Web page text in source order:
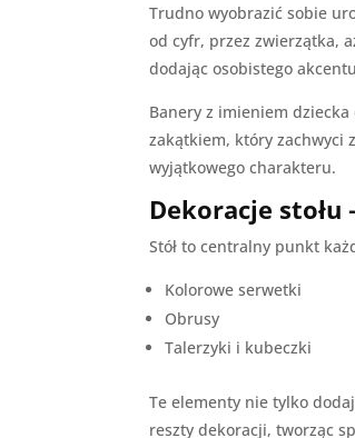
Trudno wyobrazić sobie
od cyfr, przez zwierzątka,
dodając osobistego
Banery z imieniem
zakątkiem, który zachwyci
wyjątkowego charakteru.
Dekoracje
Stół to centralny punkt
Kolorowe serwetki
Obrusy
Talerzyki i kubeczki
Te elementy nie tylko
reszty dekoracji, tworząc